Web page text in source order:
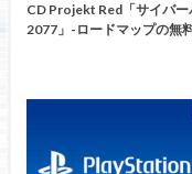
CD Projekt Red「サイバー
2077」-ロードマップの無